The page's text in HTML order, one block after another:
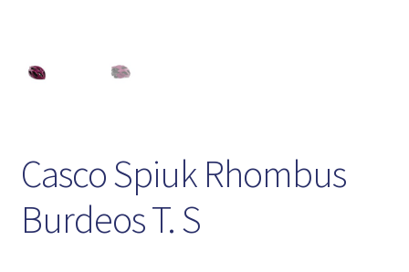
Casco Spiuk Rhombus
Burdeos T. S